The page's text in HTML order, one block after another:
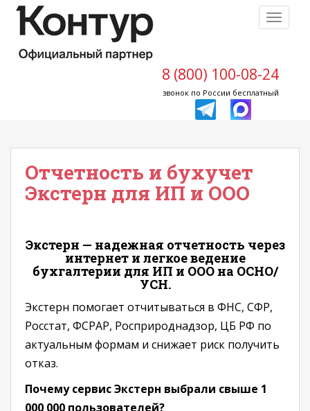
8 (800) 100-08-24
звонок по России бесплатный
Отчетность и бухучет
Экстерн для ИП и ООО
Экстерн — надежная отчетность через
интернет и легкое ведение
бухгалтерии для ИП и ООО на ОСНО/
УСН.
Экстерн помогает отчитываться в ФНС, СФР,
Росстат, ФСРАР, Росприроднадзор, ЦБ РФ по
актуальным формам и снижает риск получить
отказ.
Почему сервис Экстерн выбрали свыше 1
000 000 пользователей?